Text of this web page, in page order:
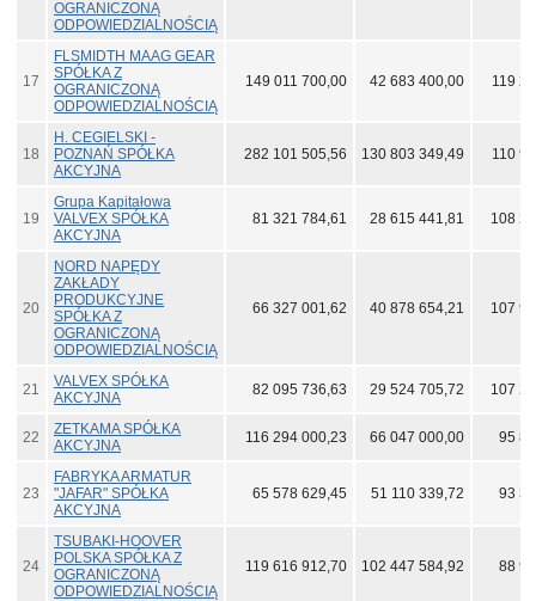
OGRANICZONĄ
ODPOWIEDZIALNOŚCIĄ
17
FLSMIDTH MAAG GEAR
SPÓŁKA Z
OGRANICZONĄ
ODPOWIEDZIALNOŚCIĄ
149 011 700,00 42 683 400,00 119
18
H. CEGIELSKI -
POZNAŃ SPÓŁKA
AKCYJNA
282 101 505,56 130 803 349,49 110
19
Grupa Kapitałowa
VALVEX SPÓŁKA
AKCYJNA
81 321 784,61 28 615 441,81 108
20
NORD NAPĘDY
ZAKŁADY
PRODUKCYJNE
SPÓŁKA Z
OGRANICZONĄ
ODPOWIEDZIALNOŚCIĄ
66 327 001,62 40 878 654,21 107
21
VALVEX SPÓŁKA
AKCYJNA
82 095 736,63 29 524 705,72 107
22
ZETKAMA SPÓŁKA
AKCYJNA
116 294 000,23 66 047 000,00 95
23
FABRYKA ARMATUR
"JAFAR" SPÓŁKA
AKCYJNA
65 578 629,45 51 110 339,72 93
24
TSUBAKI-HOOVER
POLSKA SPÓŁKA Z
OGRANICZONĄ
ODPOWIEDZIALNOŚCIĄ
119 616 912,70 102 447 584,92 88